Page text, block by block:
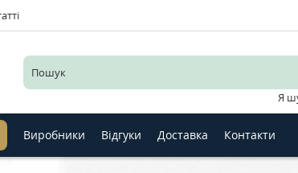
Я
Виробники Відгуки Доставка Контакти